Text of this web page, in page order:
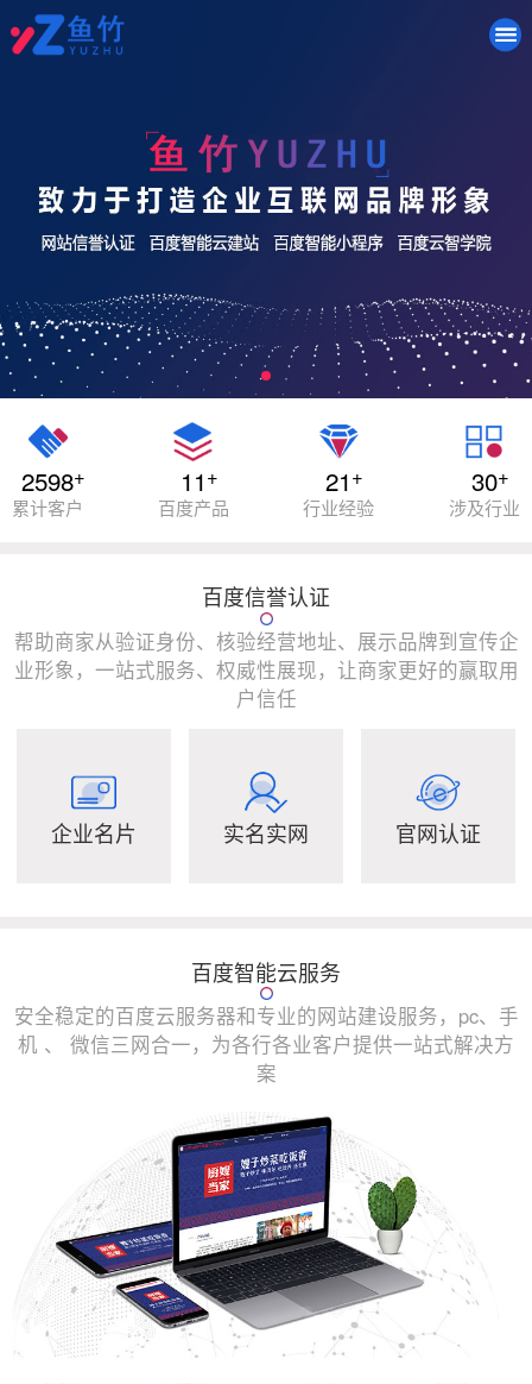
2598+
累计客户
11+
百度产品
21+
行业经验
30+
涉及行业
百度信誉认证
帮助商家从验证身份、核验经营地址、展示品牌到宣传企
业形象，一站式服务、权威性展现，让商家更好的赢取用
户信任
企业名片 实名实网 官网认证
百度智能云服务
安全稳定的百度云服务器和专业的网站建设服务，pc、手
机 、 微信三网合一，为各行各业客户提供一站式解决方
案